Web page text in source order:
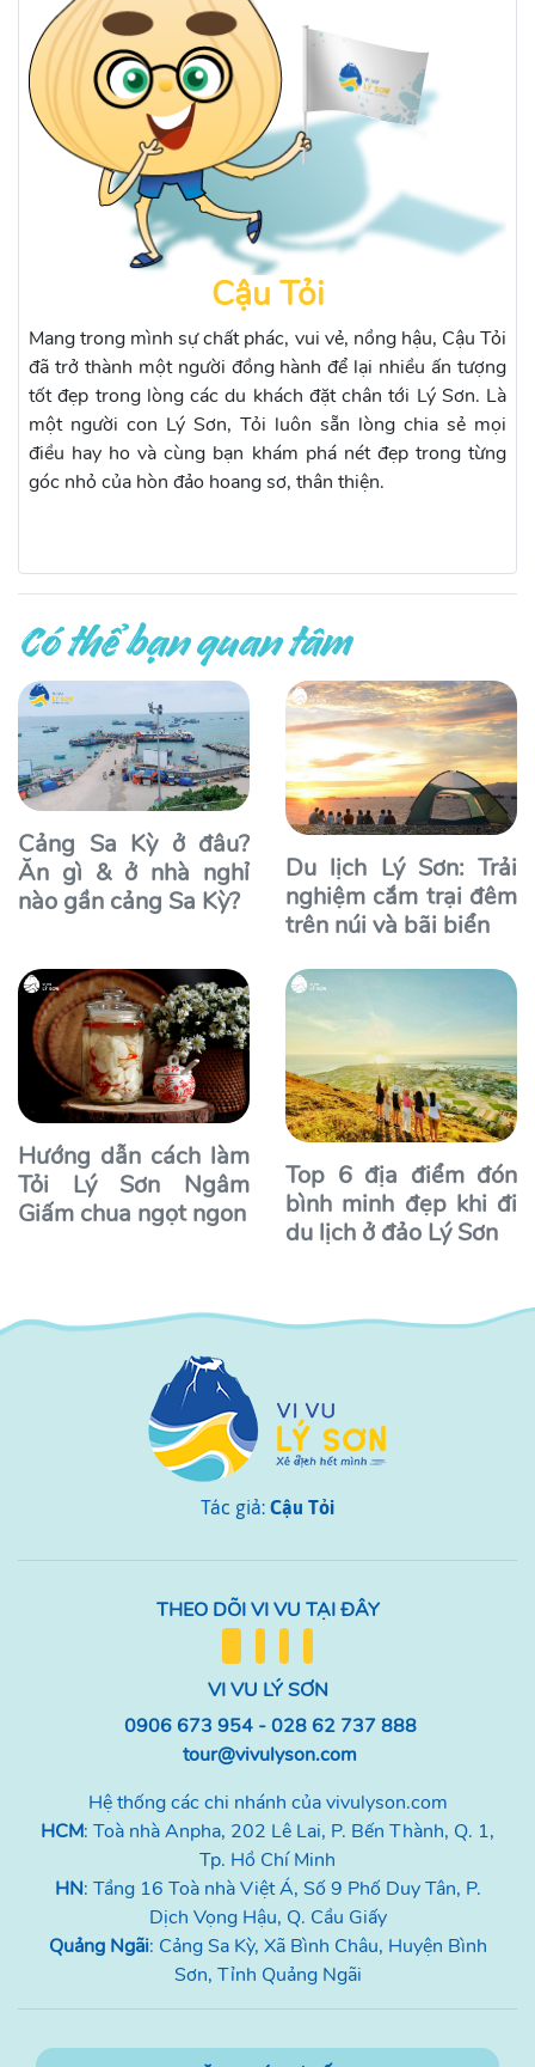
Cậu Tỏi
Mang trong mình sự chất phác, vui vẻ, nồng hậu, Cậu Tỏi
đã trở thành một người đồng hành để lại nhiều ấn tượng
tốt đẹp trong lòng các du khách đặt chân tới Lý Sơn. Là
một người con Lý Sơn, Tỏi luôn sẵn lòng chia sẻ mọi
điều hay ho và cùng bạn khám phá nét đẹp trong từng
góc nhỏ của hòn đảo hoang sơ, thân thiện.
Có thể bạn quan tâm
Cảng Sa Kỳ ở đâu?
Ăn gì & ở nhà nghỉ
nào gần cảng Sa Kỳ?
Du lịch Lý Sơn: Trải
nghiệm cắm trại đêm
trên núi và bãi biển
Hướng dẫn cách làm
Tỏi Lý Sơn Ngâm
Giấm chua ngọt ngon
Top 6 địa điểm đón
bình minh đẹp khi đi
du lịch ở đảo Lý Sơn
Tác giả: Cậu Tỏi
THEO DÕI VI VU TẠI ĐÂY
VI VU LÝ SƠN
0906 673 954 - 028 62 737 888
tour@vivulyson.com
Hệ thống các chi nhánh của vivulyson.com
HCM: Toà nhà Anpha, 202 Lê Lai, P. Bến Thành, Q. 1,
Tp. Hồ Chí Minh
HN: Tầng 16 Toà nhà Việt Á, Số 9 Phố Duy Tân, P.
Dịch Vọng Hậu, Q. Cầu Giấy
Quảng Ngãi: Cảng Sa Kỳ, Xã Bình Châu, Huyện Bình
Sơn, Tỉnh Quảng Ngãi